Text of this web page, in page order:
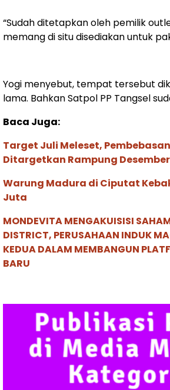
“Sudah ditetapkan oleh pemilik
memang di situ disediakan untuk
Yogi menyebut, tempat tersebut
lama. Bahkan Satpol PP Tangsel
Baca Juga:
Target Juli Meleset,
Ditargetkan Rampung
Warung Madura di Ciputat
Juta
MONDEVITA MENGAKUISISI
DISTRICT, PERUSAHAAN INDUK
KEDUA DALAM MEMBANGUN
BARU